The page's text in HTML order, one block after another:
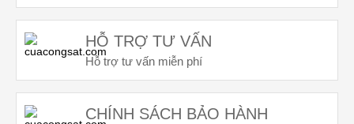
HỖ TRỢ TƯ VẤN
Hỗ trợ tư vấn miễn phí
CHÍNH SÁCH BẢO HÀNH